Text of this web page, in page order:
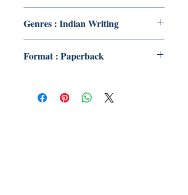
Genres : Indian Writing
Format : Paperback